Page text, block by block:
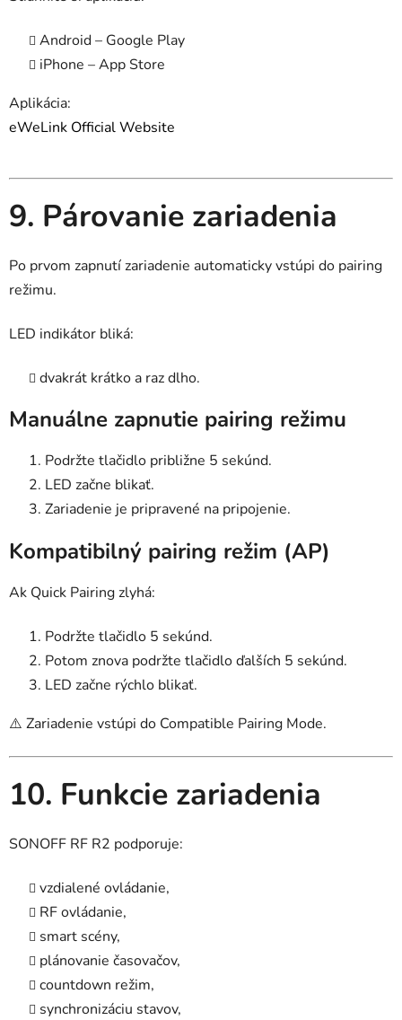
Android – Google Play
iPhone – App Store
Aplikácia:
eWeLink Official Website
9. Párovanie zariadenia
Po prvom zapnutí zariadenie automaticky vstúpi do pairing
režimu.
LED indikátor bliká:
dvakrát krátko a raz dlho.
Manuálne zapnutie pairing režimu
Podržte tlačidlo približne 5 sekúnd.
LED začne blikať.
Zariadenie je pripravené na pripojenie.
Kompatibilný pairing režim (AP)
Ak Quick Pairing zlyhá:
Podržte tlačidlo 5 sekúnd.
Potom znova podržte tlačidlo ďalších 5 sekúnd.
LED začne rýchlo blikať.
⚠️ Zariadenie vstúpi do Compatible Pairing Mode.
10. Funkcie zariadenia
SONOFF RF R2 podporuje:
vzdialené ovládanie,
RF ovládanie,
smart scény,
plánovanie časovačov,
countdown režim,
synchronizáciu stavov,